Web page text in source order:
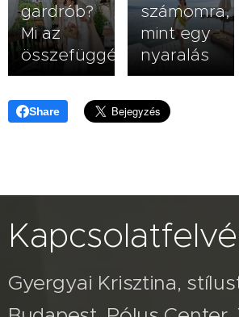
gardrób?
Mi az
összefüggés?
számomra,
mint egy
nyaralás
Share
Gyergyai Krisztina,